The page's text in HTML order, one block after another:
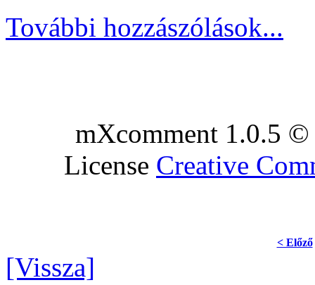
További hozzászólások...
mXcomment 1.0.5
License Creative
< Előző
[Vissza]